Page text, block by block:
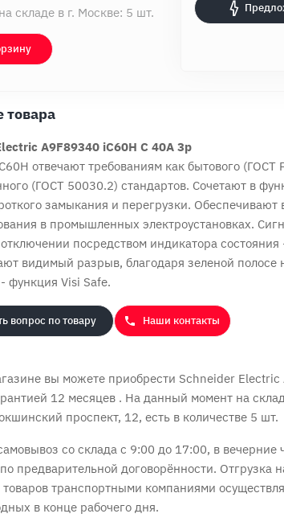
складе в г. Москве: 5 шт.
товара
A9F89340 iC60H C 40A 3p
отвечают требованиям как бытового (ГОСТ
(ГОСТ 50030.2) стандартов. Сочетают в
замыкания и перегрузки. Обеспечивают
в промышленных электроустановках.
посредством индикатора
видимый разрыв, благодаря зеленой полосе
функция Visi Safe.
вопрос по товару Наши контакты
вы можете приобрести Schneider Electric
12 месяцев . На данный момент на
проспект, 12, есть в количестве 5 шт.
со склада с 9:00 до 17:00, в
предварительной договорённости. Отгрузка
транспортными компаниями
в конце рабочего дня.
заказ